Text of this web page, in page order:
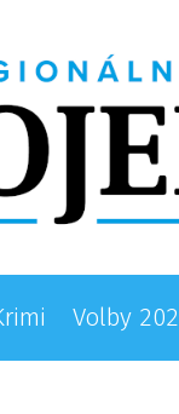
Volby